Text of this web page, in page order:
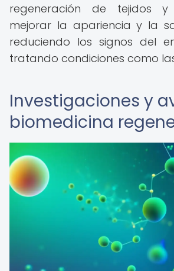
regeneración de tejidos
mejorar la apariencia y la
reduciendo los signos del
tratando condiciones como
Investigaciones y
biomedicina